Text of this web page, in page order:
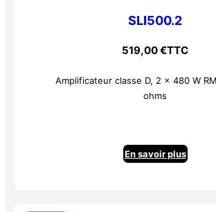
SLI500.2
519,00€TTC
Amplificateur classe D, 2 x 480 W
ohms
En savoir plus